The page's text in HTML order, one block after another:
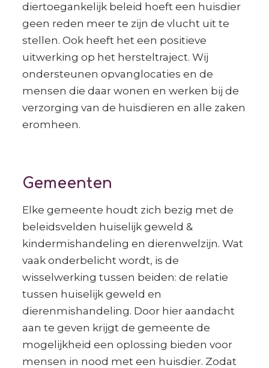
diertoegankelijk beleid hoeft een huisdier
geen reden meer te zijn de vlucht uit te
stellen. Ook heeft het een positieve
uitwerking op het hersteltraject. Wij
ondersteunen opvanglocaties en de
mensen die daar wonen en werken bij de
verzorging van de huisdieren en alle zaken
eromheen.
Gemeenten
Elke gemeente houdt zich bezig met de
beleidsvelden huiselijk geweld &
kindermishandeling en dierenwelzijn. Wat
vaak onderbelicht wordt, is de
wisselwerking tussen beiden: de relatie
tussen huiselijk geweld en
dierenmishandeling. Door hier aandacht
aan te geven krijgt de gemeente de
mogelijkheid een oplossing bieden voor
mensen in nood met een huisdier. Zodat